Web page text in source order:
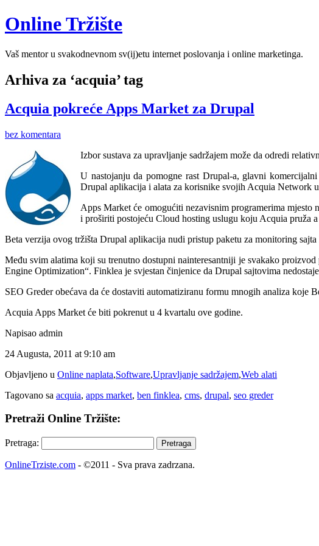
Online Tržište
Vaš mentor u svakodnevnom sv(ij)etu internet poslovanja i online marketinga.
Arhiva za ‘acquia’ tag
Acquia pokreće Apps Market za Drupal
bez komentara
Izbor sustava za upravljanje sadržajem može da odredi
U nastojanju da pomogne rast Drupal-a, glavni
Drupal aplikacija i alata za korisnike svojih Acquia Network
Apps Market će omogućiti nezavisnim programerima
i proširiti postojeću Cloud hosting uslugu koju Acquia pruža
Beta verzija ovog tržišta Drupal aplikacija nudi pristup paketu za monitoring
Među svim alatima koji su trenutno dostupni nainteresantniji je svakako
Engine Optimization“. Finklea je svjestan činjenice da Drupal sajtovima
SEO Greder obećava da će dostaviti automatiziranu formu mnogih analiza
Acquia Apps Market će biti pokrenut u 4 kvartalu ove godine.
Napisao admin
24 Augusta, 2011 at 9:10 am
Objavljeno u Online naplata,Software,Upravljanje sadržajem,Web alati
Tagovano sa acquia, apps market, ben finklea, cms, drupal, seo greder
Pretraži Online Tržište:
Pretraga:
OnlineTrziste.com - ©2011 - Sva prava zadrzana.